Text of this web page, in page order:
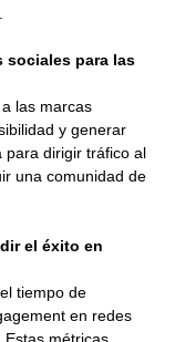
sociales para las
las marcas
y generar
para dirigir tráfico al
una comunidad de
el éxito en
tiempo de
en redes
métricas